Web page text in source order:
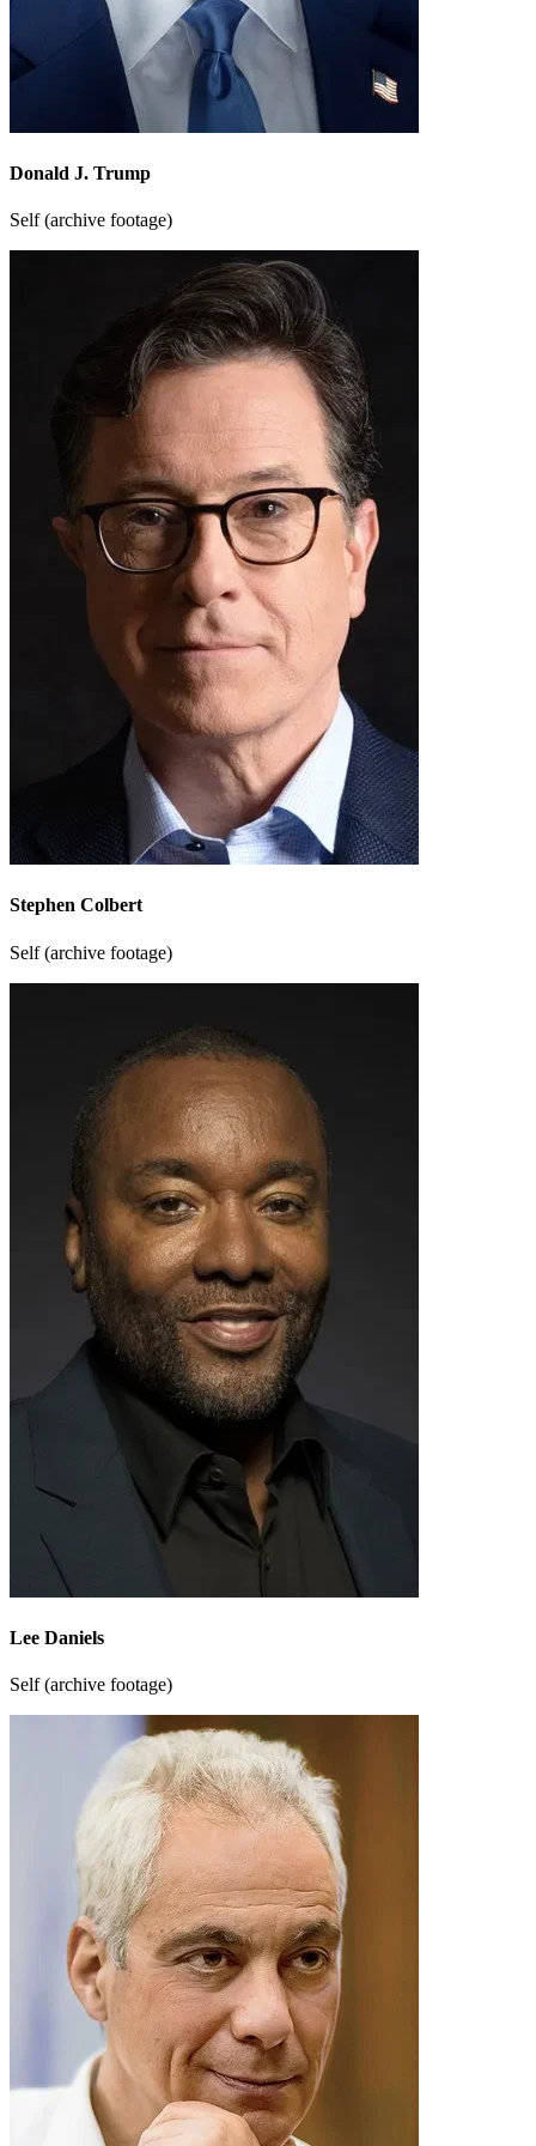
Donald J. Trump
Self (archive footage)
Stephen Colbert
Self (archive footage)
Lee Daniels
Self (archive footage)